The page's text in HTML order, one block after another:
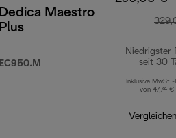
Dedica Maestro
Plus
EC950.M
Niedrigster
seit 30
Inklusive MwSt.-
von 47,74 €
Vergleichen